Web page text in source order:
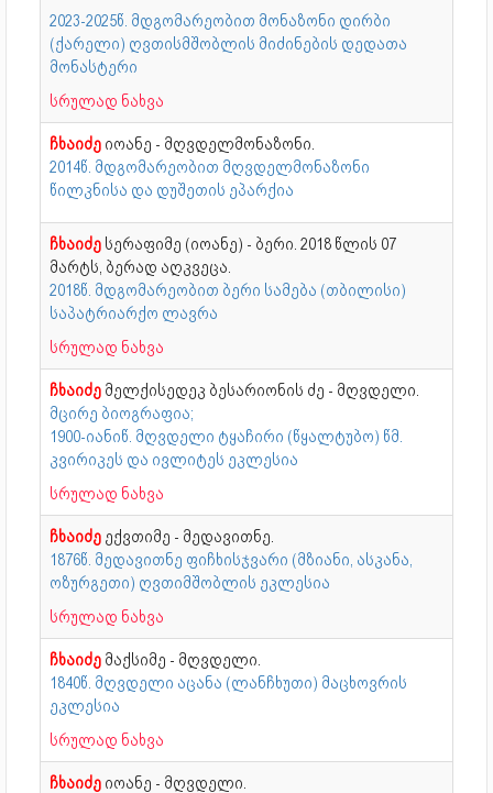
2023-2025წ. მდგომარეობით მონაზონი დირბი
(ქარელი) ღვთისმშობლის მიძინების დედათა
მონასტერი
სრულად ნახვა
ჩხაიძე იოანე - მღვდელმონაზონი.
2014წ. მდგომარეობით მღვდელმონაზონი
წილკნისა და დუშეთის ეპარქია
ჩხაიძე სერაფიმე (იოანე) - ბერი. 2018 წლის 07
მარტს, ბერად აღკვეცა.
2018წ. მდგომარეობით ბერი სამება (თბილისი)
საპატრიარქო ლავრა
სრულად ნახვა
ჩხაიძე მელქისედეკ ბესარიონის ძე - მღვდელი.
მცირე ბიოგრაფია;
1900-იანიწ. მღვდელი ტყაჩირი (წყალტუბო) წმ.
კვირიკეს და ივლიტეს ეკლესია
სრულად ნახვა
ჩხაიძე ექვთიმე - მედავითნე.
1876წ. მედავითნე ფიჩხისჯვარი (მზიანი, ასკანა,
ოზურგეთი) ღვთიმშობლის ეკლესია
სრულად ნახვა
ჩხაიძე მაქსიმე - მღვდელი.
1840წ. მღვდელი აცანა (ლანჩხუთი) მაცხოვრის
ეკლესია
სრულად ნახვა
ჩხაიძე იოანე - მღვდელი.